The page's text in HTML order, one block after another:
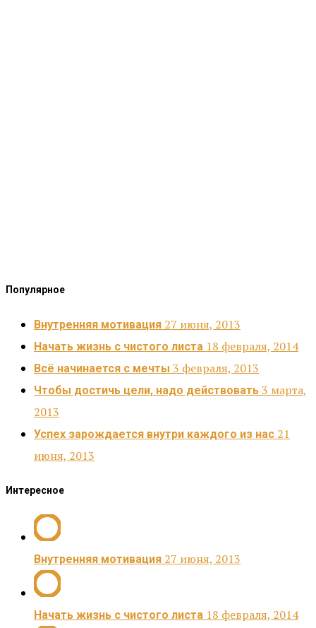
Популярное
Внутренняя мотивация 27 июня, 2013
Начать жизнь с чистого листа 18 февраля, 2014
Всё начинается с мечты 3 февраля, 2013
Чтобы достичь цели, надо действовать 3 марта,
2013
Успех зарождается внутри каждого из нас 21
июня, 2013
Интересное
Внутренняя мотивация 27 июня, 2013
Начать жизнь с чистого листа 18 февраля, 2014